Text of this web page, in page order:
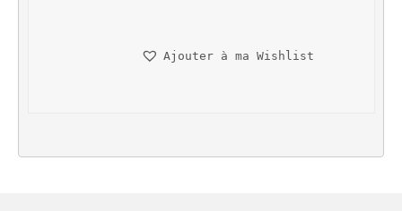
i
é
t
s
Ajouter à ma Wishlist